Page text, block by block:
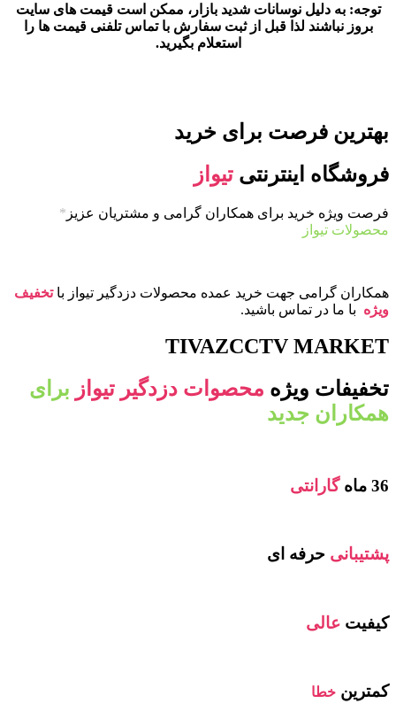
توجه: به دلیل نوسانات شدید بازار، ممکن است قیمت های سایت
بروز نباشند لذا قبل از ثبت سفارش با تماس تلفنی قیمت ها را
استعلام بگیرید.
بهترین فرصت برای خرید
فروشگاه اینترنتی تیواز
فرصت ویژه خرید برای همکاران گرامی و مشتریان عزیز *
محصولات تیواز
همکاران گرامی جهت خرید عمده محصولات دزدگیر تیواز باتخفیف
ویژه با ما در تماس باشید.
TIVAZCCTV MARKET
تخفیفات ویژه محصوات دزدگیر تیواز برای
همکاران جدید
36 ماه گارانتی
پشتیبانی حرفه ای
کیفیت عالی
کمترین خطا